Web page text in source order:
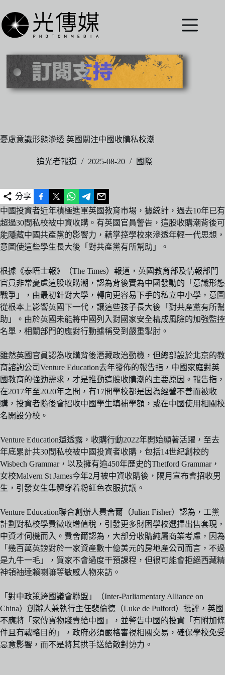
至
主
內
憂慮意識形態滲透 英國關注中國收購私校潮
追光者報道 2025-08-20 國際
分享
中國投資者近年積極進軍英國教育市場，據統計，過去10年已有
超過30間私校被中資收購。有英國官員警告，這股收購潮背後可
能隱藏中國共產黨的影響力，藉掌控學校來滲透年輕一代思想，
意圖使這些學生長大後「對共產黨有所幫助」。
根據《泰晤士報》（The Times）報道，英國教育部及情報部門
官員非常憂慮這股收購潮，認為背後實為中國發動的「意識形態
戰爭」，由最初針對大學，轉向更容易下手的私立中小學，意圖
從根本上影響英國下一代，讓這些孩子長大後「對共產黨有所幫
助」。由於英國未能將中國列入對國家安全構成風險的加強監控
名單，相關部門的應對行動據稱受到嚴重掣肘。
雖然英國官員認為收購背後潛藏政治動機，但總部設於北京的教
育諮詢公司Venture Education去年發佈的報告指，中國家庭對英
國教育的強勁需求，才是推動這股收購潮的主要原因。報告指，
在2017年至2020年之間，有17間學校都是因為經營不善而被收
購，投資者隨後會招收中國學生填補學額，或在中國使用相關校
名開設分校。
Venture Education還透露，收購行動2022年開始顯著活躍，至去
年底累計共30間私校被中國投資者收購，包括14世紀創校的
Wisbech Grammar，以及擁有逾450年歷史的Thetford Grammar，
女校Malvern St James今年2月被中資收購後，隔月宣布會招收男
生，引發女生集體穿着粉紅色衣服抗議。
Venture Education聯合創辦人費舍爾（Julian Fisher）認為，工黨
計劃對私校學費徵收增值稅，引發更多財困學校選擇出售套現，
中資才伺機而入。費舍爾認為，大部分收購純屬商業考慮，因為
「幾百萬英鎊對於一家資產數十億美元的房地產公司而言，不過
是九牛一毛」，買家不會過度干預課程，但很可能會拒絕西藏精
神領袖達賴喇嘛等敏感人物來訪。
「對中政策跨國議會聯盟」（Inter-Parliamentary Alliance on
China）創辦人兼執行主任裴倫德（Luke de Pulford）批評，英國
不應將「家傳寶物賤賣給中國」，並警告中國的投資「有附加條
件且有戰略目的」，政府必須嚴格審視相關交易，確保學校免受
惡意影響，而不是將其拱手送給敵對勢力。